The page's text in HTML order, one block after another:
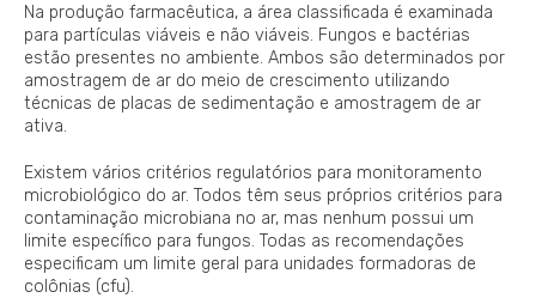
Na produção farmacêutica, a área classificada é examinada
para partículas viáveis e não viáveis. Fungos e bactérias
estão presentes no ambiente. Ambos são determinados por
amostragem de ar do meio de crescimento utilizando
técnicas de placas de sedimentação e amostragem de ar
ativa.
Existem vários critérios regulatórios para monitoramento
microbiológico do ar. Todos têm seus próprios critérios para
contaminação microbiana no ar, mas nenhum possui um
limite específico para fungos. Todas as recomendações
especificam um limite geral para unidades formadoras de
colônias (cfu).